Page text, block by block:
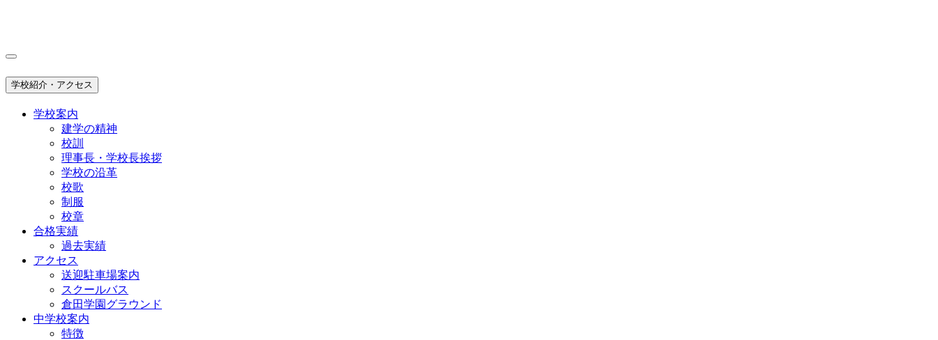
学校紹介・アクセス
学校案内
建学の精神
校訓
理事長・学校長挨拶
学校の沿革
校歌
制服
校章
合格実績
過去実績
アクセス
送迎駐車場案内
スクールバス
倉田学園グラウンド
中学校案内
特徴